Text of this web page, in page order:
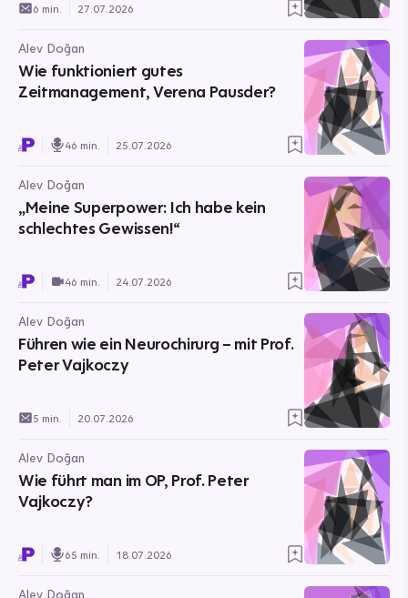
6 min. 27.07.2026
Alev Doğan
Wie funktioniert gutes
Zeitmanagement, Verena Pausder?
46 min. 25.07.2026
Alev Doğan
„Meine Superpower: Ich habe kein
schlechtes Gewissen!“
46 min. 24.07.2026
Alev Doğan
Führen wie ein Neurochirurg – mit Prof.
Peter Vajkoczy
5 min. 20.07.2026
Alev Doğan
Wie führt man im OP, Prof. Peter
Vajkoczy?
65 min. 18.07.2026
Alev Doğan